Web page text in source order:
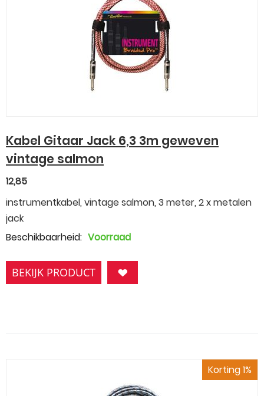
Kabel Gitaar Jack 6,3 3m geweven
vintage salmon
12,85
instrumentkabel, vintage salmon, 3 meter, 2 x metalen
jack
Beschikbaarheid: Voorraad
BEKIJK PRODUCT
Korting 1%